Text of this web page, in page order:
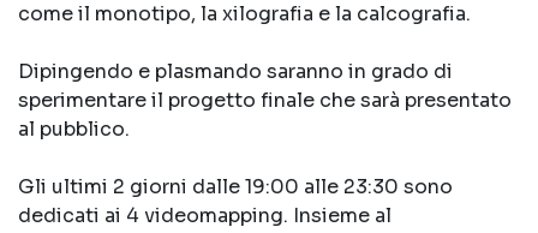
come il monotipo, la xilografia e la calcografia.
Dipingendo e plasmando saranno in grado di
sperimentare il progetto finale che sarà presentato
al pubblico.
Gli ultimi 2 giorni dalle 19:00 alle 23:30 sono
dedicati ai 4 videomapping. Insieme al